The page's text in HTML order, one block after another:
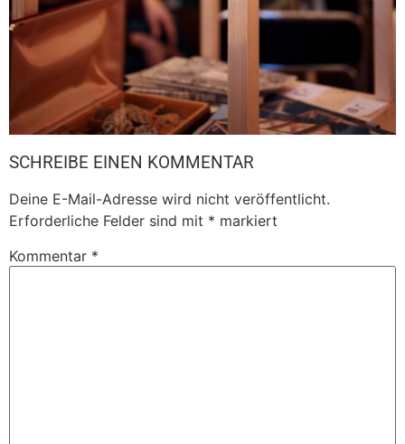
SCHREIBE EINEN KOMMENTAR
Deine E-Mail-Adresse wird nicht veröffentlicht.
Erforderliche Felder sind mit * markiert
Kommentar *